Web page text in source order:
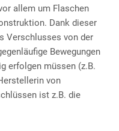
allem um Flaschen
Dank dieser
Verschlusses von der
Bewegungen
erfolgen müssen (z.B.
von
ist z.B. die